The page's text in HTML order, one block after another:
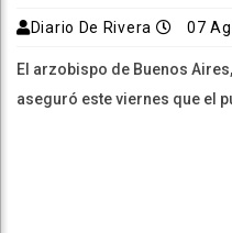
Diario De Rivera 07
El arzobispo de Buenos
aseguró este viernes que el